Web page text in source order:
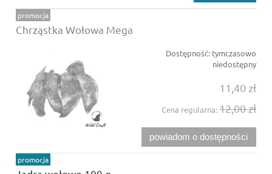
Chrząstka Wołowa Mega
Dostępność: tymczasowo
niedostępny
11,40 zł
Cena regularna:12,00 zł
powiadom o dostępności
promocja
promocja